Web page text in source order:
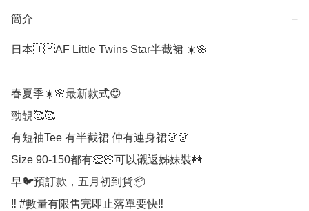
簡介 −
日本🇯🇵AF Little Twins Star半截裙 ☀️🌸
春夏季☀️🌸最新款式😍
勁靚🥰🥰
有短袖Tee 有半截裙 仲有連身裙👗👗
Size 90-150都有👏🏻可以襯返姊妹裝👭
早🐦預訂款，五月初到貨📦
‼️ #數量有限售完即止落單要快‼️